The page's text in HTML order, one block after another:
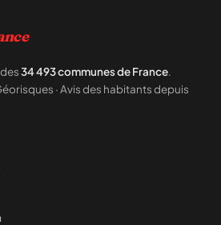
34 493 communes de France.
· Avis des habitants depuis